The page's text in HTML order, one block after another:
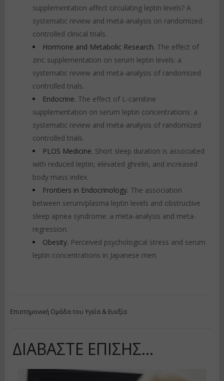
supplementation affect circulating leptin levels? A
systematic review and meta-analysis on randomized
controlled clinical trials.
Hormone and Metabolic Research. The effect of
zinc supplementation on serum leptin levels: a
systematic review and meta-analysis of randomized
controlled trials.
Endocrine. The effect of L-carnitine
supplementation on serum leptin concentrations: a
systematic review and meta-analysis of randomized
controlled trials.
PLOS Medicine. Short sleep duration is associated
with reduced leptin, elevated ghrelin, and increased
body mass index.
Frontiers in Endocrinology. The association
between serum/plasma leptin levels and obstructive
sleep apnea syndrome: a meta-analysis and meta-
regression.
Obesity. Perceived psychological stress and serum
leptin concentrations in Japanese men.
Επιστημονική Ομάδα του Υγεία & Ευεξία
ΔΙΑΒΆΣΤΕ ΕΠΊΣΗΣ...